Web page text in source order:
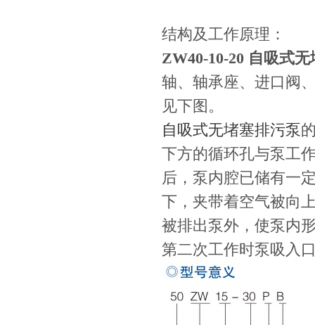
结构及工作原理：
ZW40-10-20 自吸式
轴、轴承座、进口阀
见下图。
自吸式无堵塞排污泵
下方的循环孔与泵工
后，泵内腔已储有一
下，夹带着空气被向
被排出泵外，使泵内
第二次工作时泵吸入